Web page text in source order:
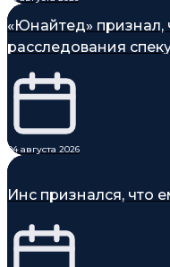
«Юнайтед» признал,
расследования
04 августа 2026
Инс признался, что